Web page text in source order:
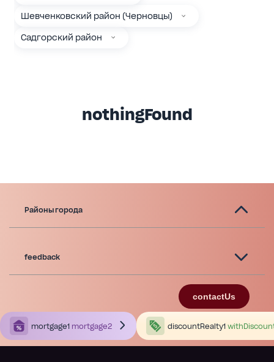
Шевченковский район (Черновцы)
Садгорский район
nothingFound
Районы города
feedback
contactUs
mortgage1 mortgage2 discountRealty1